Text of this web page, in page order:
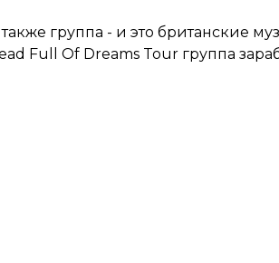
группа - и это британские
Full Of Dreams Tour группа